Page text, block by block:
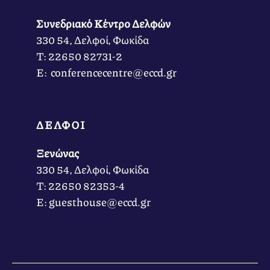
Συνεδριακό Κέντρο Δελφών
330 54, Δελφοί, Φωκίδα
Τ: 22650 82731-2
Ε: conferencecentre@eccd.gr
ΔΕΛΦΟΙ
Ξενώνας
330 54, Δελφοί, Φωκίδα
Τ: 22650 82353-4
Ε: guesthouse@eccd.gr